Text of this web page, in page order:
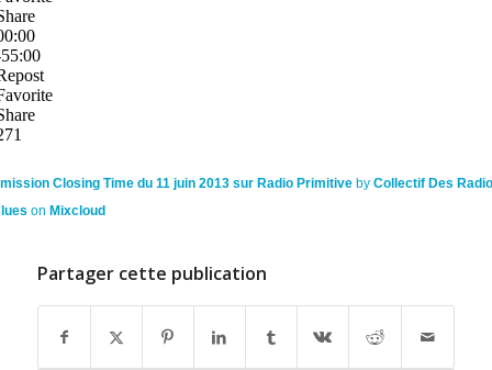
Closing Time du 11 juin 2013 sur Radio Primitive by Collectif Des
on Mixcloud
Partager cette publication